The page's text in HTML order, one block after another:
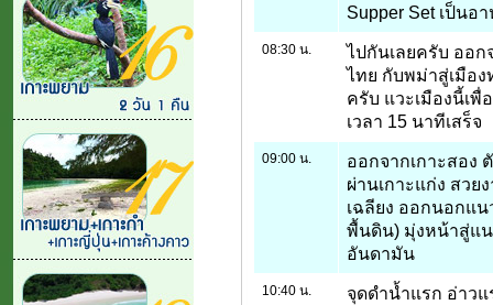
Supper Set เป็นอ
08:30 น.
ไปกันเลยครับ ออก
ไทย กับพม่าสู่เมือง
ครับ แวะเมืองนี้เพื่
เวลา 15 นาทีเสร็จ
09:00 น.
ออกจากเกาะสอง
ผ่านเกาะแก่ง สวย
เฉลียง ออกนอกแ
พื้นดิน) มุ่งหน้าสู่แน
อันดามัน
10:40 น.
จุดดำน้ำแรก อ่าว